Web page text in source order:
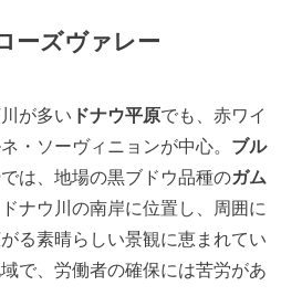
ーズヴァレー
が多い ドナウ平原でも、赤ワイ
・ソーヴィニョンが中心。 ブル
では、地場の黒ブドウ品種のガム
ナウ川の南岸に位置し、周囲に
る素晴らしい景観に恵まれてい
で、労働者の確保には苦労があ